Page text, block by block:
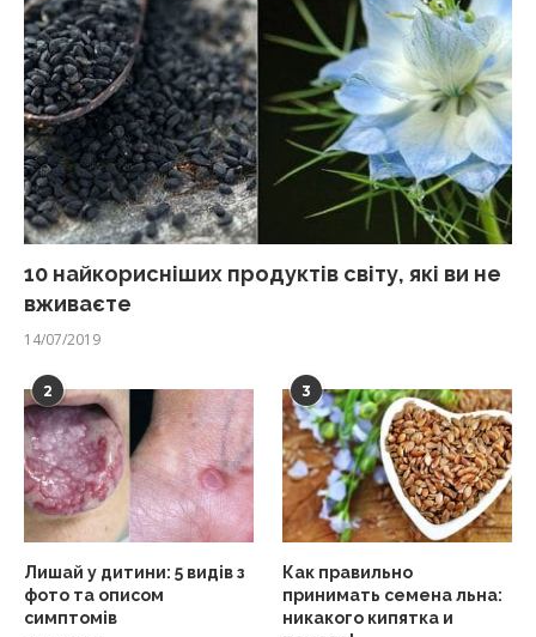
10 найкорисніших продуктів світу, які ви не
вживаєте
14/07/2019
2
Лишай у дитини: 5 видів з
фото та описом
симптомів
3
Как правильно
принимать семена льна:
никакого кипятка и